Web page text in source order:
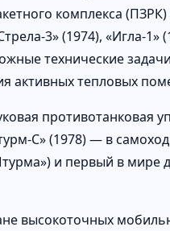
комплекса (ПЗРК)
3» (1974), «Игла-1»
технические
активных тепловых
противотанковая
С» (1978) — в
и первый в мире
высокоточных